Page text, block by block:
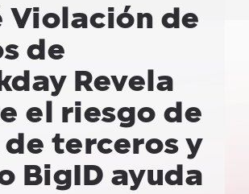
Violación de
de
Revela
el riesgo de
de terceros y
BigID ayuda